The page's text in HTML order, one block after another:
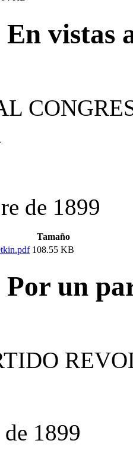
En vistas
de 1899
Tamaño
108.55 KB
Por un
1899